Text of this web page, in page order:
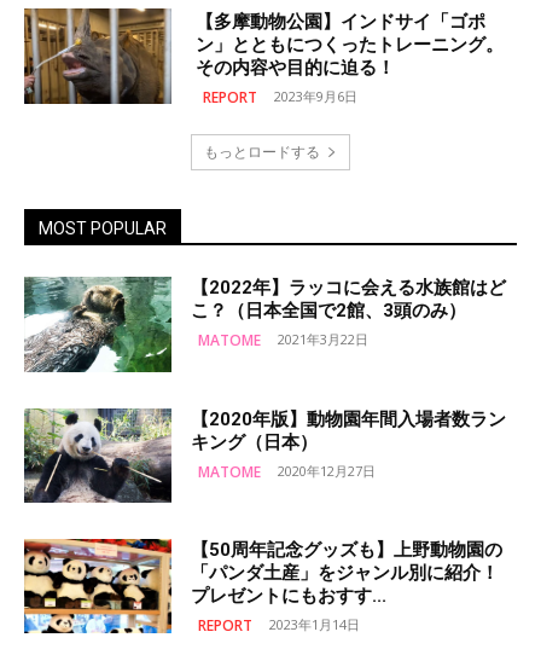
【多摩動物公園】インドサイ「ゴポ
ン」とともにつくったトレーニング。
その内容や目的に迫る！
REPORT 2023年9月6日
もっとロードする
MOST POPULAR
【2022年】ラッコに会える水族館はど
こ？（日本全国で2館、3頭のみ）
MATOME 2021年3月22日
【2020年版】動物園年間入場者数ラン
キング（日本）
MATOME 2020年12月27日
【50周年記念グッズも】上野動物園の
「パンダ土産」をジャンル別に紹介！
プレゼントにもおすす...
REPORT 2023年1月14日